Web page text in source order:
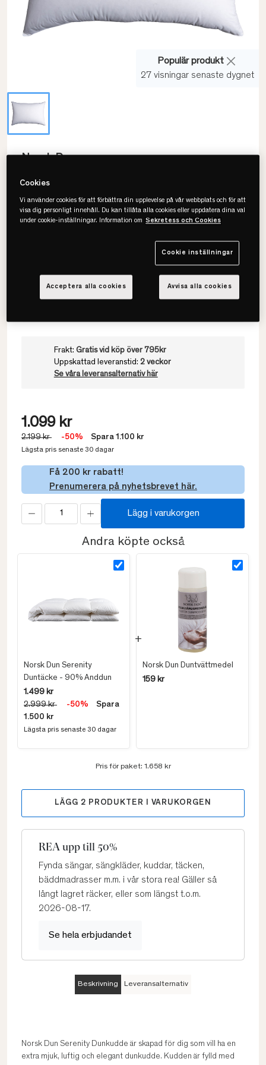
Populär produkt
27 visningar senaste dygnet
Norsk Dun
Välj storlek
Välj Höjd
Medium
Frakt: Gratis vid köp över 795kr
Uppskattad leveranstid: 2 veckor
Se våra leveransalternativ här
1.099 kr
2.199 kr -50% Spara 1.100 kr
Lägsta pris senaste 30 dagar
Få 200 kr rabatt!
Prenumerera på nyhetsbrevet här.
Lägg i varukorgen
Andra köpte också
Norsk Dun Serenity
Duntäcke - 90% Anddun
1.499 kr
2.999 kr
-50%
Spara
1.500 kr
Lägsta pris senaste 30 dagar
Norsk Dun Duntvättmedel
159 kr
Pris för paket: 1.658 kr
LÄGG 2 PRODUKTER I VARUKORGEN
REA upp till 50%
Fynda sängar, sängkläder, kuddar, täcken,
bäddmadrasser m.m. i vår stora rea! Gäller så
långt lagret räcker, eller som längst t.o.m.
2026-08-17.
Se hela erbjudandet
Beskrivning Leveransalternativ
Norsk Dun Serenity Dunkudde är skapad för dig som vill ha en
extra mjuk, luftig och elegant dunkudde. Kudden är fylld med
Cookies
Vi använder cookies för att förbättra din upplevelse på vår webbplats och för att
visa dig personligt innehåll. Du kan tillåta alla cookies eller uppdatera dina val
under cookie-inställningar. Information om Sekretess och Cookies
Cookie inställningar
Avvisa alla cookies
Acceptera alla cookies